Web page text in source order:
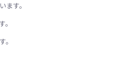
ます。
。